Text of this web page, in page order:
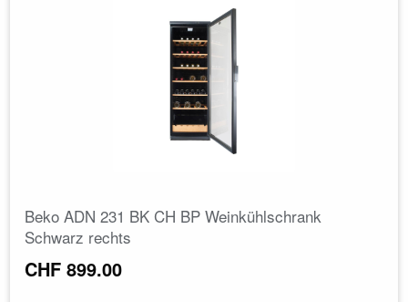
Beko ADN 231 BK CH BP Weinkühlschrank
Schwarz rechts
CHF 899.00